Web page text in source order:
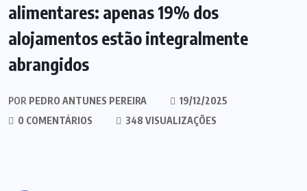
alimentares: apenas 19% dos
alojamentos estão integralmente
abrangidos
POR PEDRO ANTUNES PEREIRA
19/12/2025
0 COMENTÁRIOS
348 VISUALIZAÇÕES